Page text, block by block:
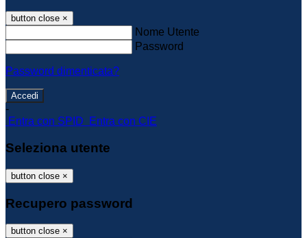
button close ×
Nome Utente
Password
Password dimenticata?
-
Entra con SPID
Entra con CIE
Seleziona utente
button close ×
Recupero password
button close ×